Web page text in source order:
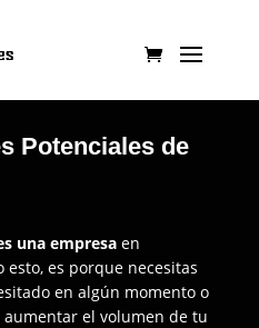
Potenciales de
una empresa en
esto, es porque necesitas
en algún momento o
el volumen de tu